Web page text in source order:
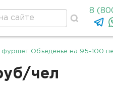
8
фуршет Объеденье на 95-100
чел